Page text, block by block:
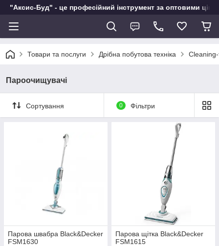
"Аксис-Буд" - це професійний інструмент за оптовими
Товари та послуги Дрібна побутова техніка Cleaning-
Пароочищувачі
Сортування 0 Фільтри
Парова швабра Black&Decker
FSM1630
Парова щітка Black&Decker
FSM1615